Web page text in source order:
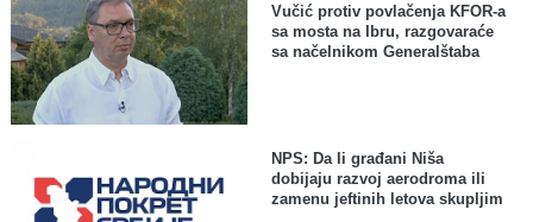
Vučić protiv povlačenja KFOR-a
sa mosta na Ibru, razgovaraće
sa načelnikom Generalštaba
NPS: Da li građani Niša
dobijaju razvoj aerodroma ili
zamenu jeftinih letova skupljim